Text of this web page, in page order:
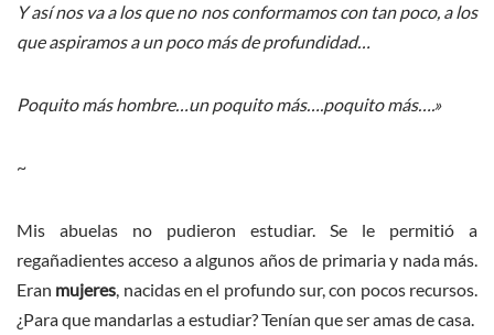
Y así nos va a los que no nos conformamos con tan poco, a los
que aspiramos a un poco más de profundidad…
Poquito más hombre…un poquito más….poquito más….»
~
Mis abuelas no pudieron estudiar. Se le permitió a
regañadientes acceso a algunos años de primaria y nada más.
Eran mujeres, nacidas en el profundo sur, con pocos recursos.
¿Para que mandarlas a estudiar? Tenían que ser amas de casa.